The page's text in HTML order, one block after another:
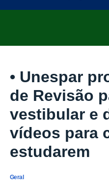
• Unespar
de Revisão
vestibular e
vídeos para
estudarem
Geral